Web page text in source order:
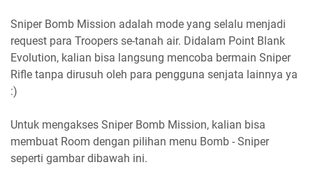
Sniper Bomb Mission adalah mode yang selalu menjadi
request para Troopers se-tanah air. Didalam Point Blank
Evolution, kalian bisa langsung mencoba bermain Sniper
Rifle tanpa dirusuh oleh para pengguna senjata lainnya ya
:)
Untuk mengakses Sniper Bomb Mission, kalian bisa
membuat Room dengan pilihan menu Bomb - Sniper
seperti gambar dibawah ini.